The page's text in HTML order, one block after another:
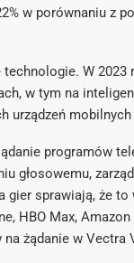
w porównaniu z
W 2023
w tym na
urządzeń
programów
sprawiają, że to
HBO Max,
żądanie w